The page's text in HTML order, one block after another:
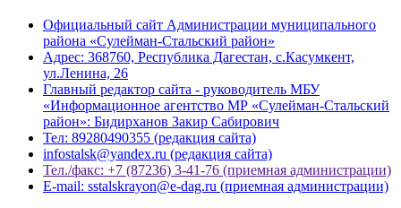
Официальный сайт Администрации муниципального
района «Сулейман-Стальский район»
Адрес: 368760, Республика Дагестан, с.Касумкент,
ул.Ленина, 26
Главный редактор сайта - руководитель МБУ
«Информационное агентство МР «Сулейман-Стальский
район»: Бидирханов Закир Сабирович
Тел: 89280490355 (редакция сайта)
infostalsk@yandex.ru (редакция сайта)
Тел./факс: +7 (87236) 3-41-76 (приемная администрации)
E-mail: sstalskrayon@e-dag.ru (приемная администрации)